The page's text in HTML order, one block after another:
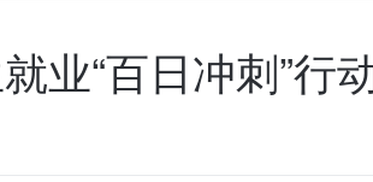
业“百日冲刺”行